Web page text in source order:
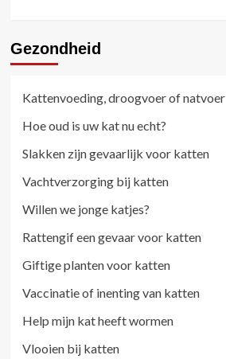
Gezondheid
Kattenvoeding, droogvoer of natvoer
Hoe oud is uw kat nu echt?
Slakken zijn gevaarlijk voor katten
Vachtverzorging bij katten
Willen we jonge katjes?
Rattengif een gevaar voor katten
Giftige planten voor katten
Vaccinatie of inenting van katten
Help mijn kat heeft wormen
Vlooien bij katten